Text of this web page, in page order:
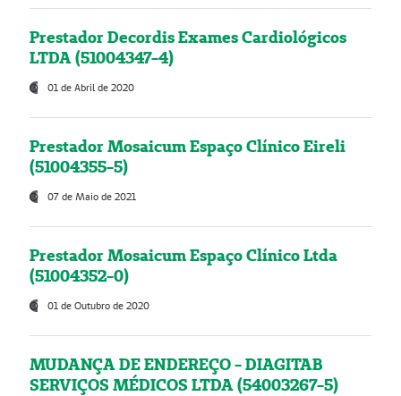
Prestador Decordis Exames Cardiológicos
LTDA (51004347-4)
01 de Abril de 2020
Prestador Mosaicum Espaço Clínico Eireli
(51004355-5)
07 de Maio de 2021
Prestador Mosaicum Espaço Clínico Ltda
(51004352-0)
01 de Outubro de 2020
MUDANÇA DE ENDEREÇO - DIAGITAB
SERVIÇOS MÉDICOS LTDA (54003267-5)